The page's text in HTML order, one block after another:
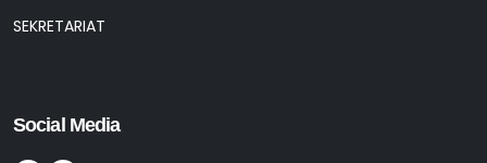
SEKRETARIAT
Social Media